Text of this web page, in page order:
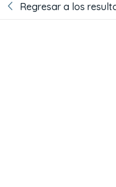
Regresar a los